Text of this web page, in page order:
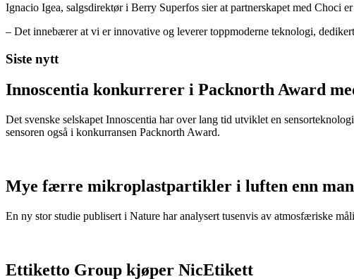
Ignacio Igea, salgsdirektør i Berry Superfos sier at partnerskapet med Choci
– Det innebærer at vi er innovative og leverer toppmoderne teknologi,
Siste nytt
Innoscentia konkurrerer i Packnorth Award
Det svenske selskapet Innoscentia har over lang tid utviklet en
sensoren også i konkurransen Packnorth Award.
Mye færre mikroplastpartikler i luften enn
En ny stor studie publisert i Nature har analysert tusenvis av atmosfæriske
Ettiketto Group kjøper NicEtikett